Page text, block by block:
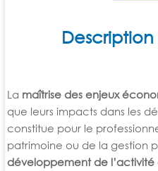
La maîtrise des enjeux
que leurs impacts dans les
constitue pour le
patrimoine ou de la gestion
développement de